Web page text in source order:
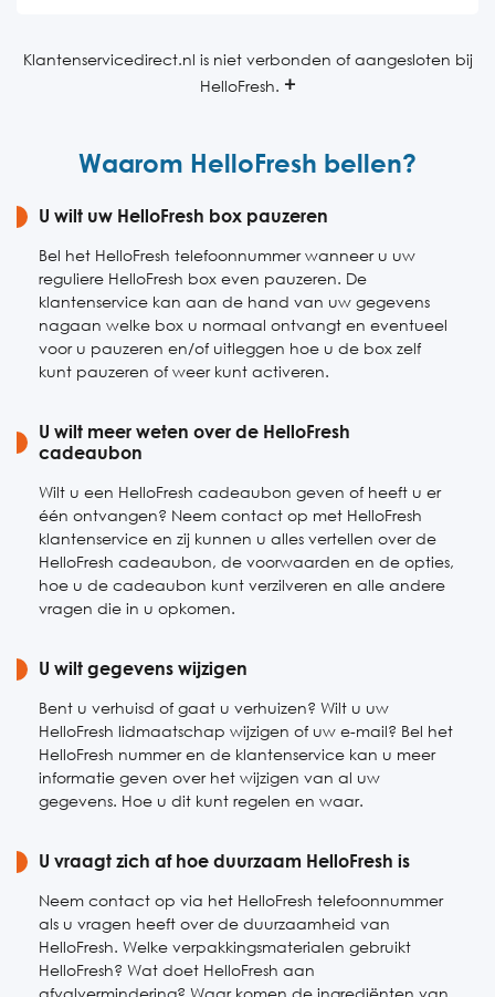
Dinsdag
08:00-23:00
Vrijdag
08:00-20:00
Zaterdag
Zondag
09:00-22:00
Klantenservicedirect.nl is niet verbonden of aangesloten bij
HelloFresh.
Waarom HelloFresh bellen?
U wilt uw HelloFresh box pauzeren
Bel het HelloFresh telefoonnummer wanneer u uw
reguliere HelloFresh box even pauzeren. De
klantenservice kan aan de hand van uw gegevens
nagaan welke box u normaal ontvangt en eventueel
voor u pauzeren en/of uitleggen hoe u de box zelf
kunt pauzeren of weer kunt activeren.
U wilt meer weten over de HelloFresh
cadeaubon
Wilt u een HelloFresh cadeaubon geven of heeft u er
één ontvangen? Neem contact op met HelloFresh
klantenservice en zij kunnen u alles vertellen over de
HelloFresh cadeaubon, de voorwaarden en de opties,
hoe u de cadeaubon kunt verzilveren en alle andere
vragen die in u opkomen.
U wilt gegevens wijzigen
Bent u verhuisd of gaat u verhuizen? Wilt u uw
HelloFresh lidmaatschap wijzigen of uw e-mail? Bel het
HelloFresh nummer en de klantenservice kan u meer
informatie geven over het wijzigen van al uw
gegevens. Hoe u dit kunt regelen en waar.
U vraagt zich af hoe duurzaam HelloFresh is
Neem contact op via het HelloFresh telefoonnummer
als u vragen heeft over de duurzaamheid van
HelloFresh. Welke verpakkingsmaterialen gebruikt
HelloFresh? Wat doet HelloFresh aan
afvalvermindering? Waar komen de ingrediënten van